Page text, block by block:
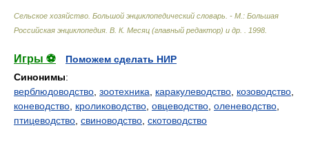
Сельское хозяйство. Большой энциклопедический словарь. - М.: Большая
Российская энциклопедия В. К. Месяц (главный редактор) и др. 1998
Игры ⚽
Поможем сделать НИР
Синонимы:
верблюдоводство зоотехника каракулеводство козоводство
коневодство кролиководство овцеводство оленеводство
птицеводство свиноводство скотоводство